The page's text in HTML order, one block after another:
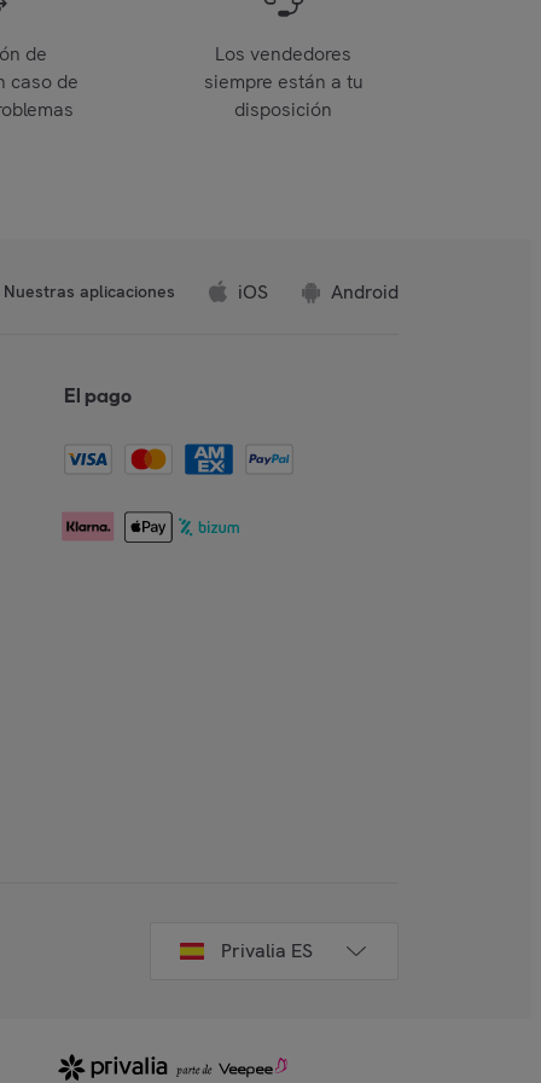
de
caso de
Los vendedores
siempre están a tu
disposición
Nuestras aplicaciones iOS Android
El pago
Privalia ES